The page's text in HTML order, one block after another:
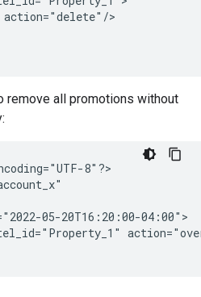
>
remove all promotions without
8"?>
05-20T16:20:00-04:00">